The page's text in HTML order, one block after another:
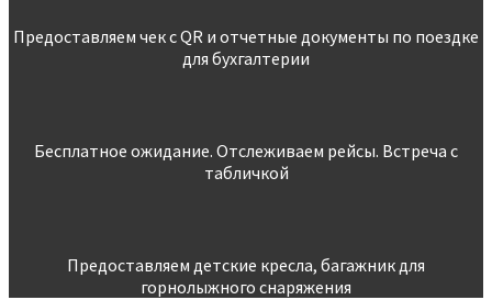
Предоставляем чек с QR и отчетные документы по поездке
для бухгалтерии
Бесплатное ожидание. Отслеживаем рейсы. Встреча с
табличкой
Предоставляем детские кресла, багажник для
горнолыжного снаряжения